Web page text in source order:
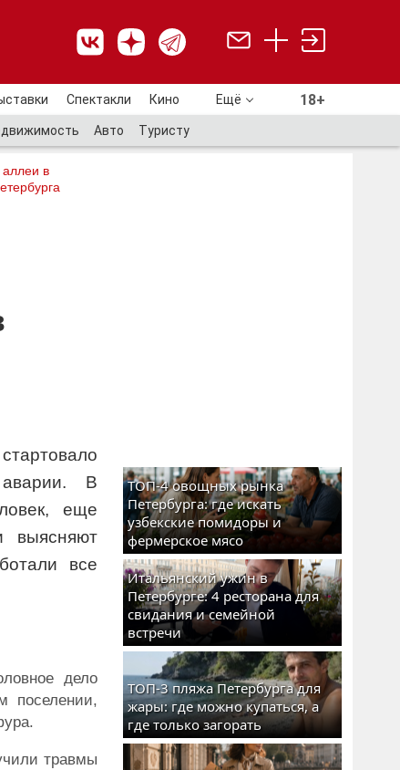
Спектакли Кино Ещё 18+
Авто Туристу
в
аварии. В
еще
выясняют
все
дело
поселении,
травмы
ТОП-4 овощных рынка
Петербурга: где искать
узбекские помидоры и
фермерское мясо
Итальянский ужин в
Петербурге: 4 ресторана для
свидания и семейной
встречи
ТОП-3 пляжа Петербурга для
жары: где можно купаться, а
где только загорать